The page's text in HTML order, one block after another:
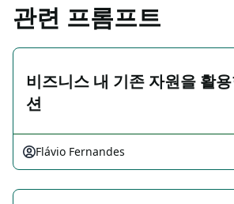
관련 프롬프트
비즈니스 내 기존 자원을 활
션
Flávio Fernandes